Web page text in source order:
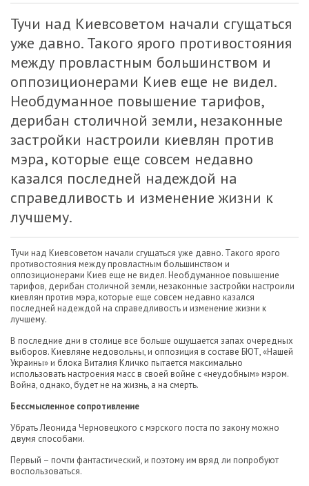
Тучи над Киевсоветом начали сгущаться
уже давно. Такого ярого противостояния
между провластным большинством и
оппозиционерами Киев еще не видел.
Необдуманное повышение тарифов,
дерибан столичной земли, незаконные
застройки настроили киевлян против
мэра, которые еще совсем недавно
казался последней надеждой на
справедливость и изменение жизни к
лучшему.
Тучи над Киевсоветом начали сгущаться уже давно. Такого ярого
противостояния между провластным большинством и
оппозиционерами Киев еще не видел. Необдуманное повышение
тарифов, дерибан столичной земли, незаконные застройки настроили
киевлян против мэра, которые еще совсем недавно казался
последней надеждой на справедливость и изменение жизни к
лучшему.
В последние дни в столице все больше ощущается запах очередных
выборов. Киевляне недовольны, и оппозиция в составе БЮТ, «Нашей
Украины» и блока Виталия Кличко пытается максимально
использовать настроения масс в своей войне с «неудобным» мэром.
Война, однако, будет не на жизнь, а на смерть.
Бессмысленное сопротивление
Убрать Леонида Черновецкого с мэрского поста по закону можно
двумя способами.
Первый – почти фантастический, и поэтому им вряд ли попробуют
воспользоваться.